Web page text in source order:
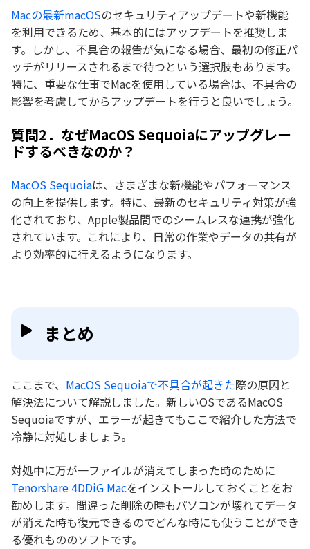
Macの最新macOSのセキュリティアップデートや新機能
を利用できるため、基本的にはアップデートを推奨しま
す。しかし、不具合の報告が気になる場合、最初の修正パ
ッチがリリースされるまで待つという選択肢もあります。
特に、重要な仕事でMacを使用している場合は、不具合の
影響を考慮してからアップデートを行うと良いでしょう。
質問2．なぜMacOS Sequoiaにアップグレー
ドするべきなのか？
MacOS Sequoiaは、さまざまな新機能やパフォーマンス
の向上を提供します。特に、最新のセキュリティ対策が強
化されており、Apple製品間でのシームレスな連携が強化
されています。これにより、日常の作業やデータの共有が
より効率的に行えるようになります。
まとめ
ここまで、 MacOS Sequoiaで不具合が起きた際の原因と
解決法について解説しました。新しいOSであるMacOS
Sequoiaですが、エラーが起きてもここで紹介した方法で
冷静に対処しましょう。
対処中に万が一ファイルが消えてしまった時のために
Tenorshare 4DDiG Macをインストールしておくことをお
勧めします。間違った削除の時もパソコンが壊れてデータ
が消えた時も復元できるのでどんな時にも使うことができ
る優れもののソフトです。